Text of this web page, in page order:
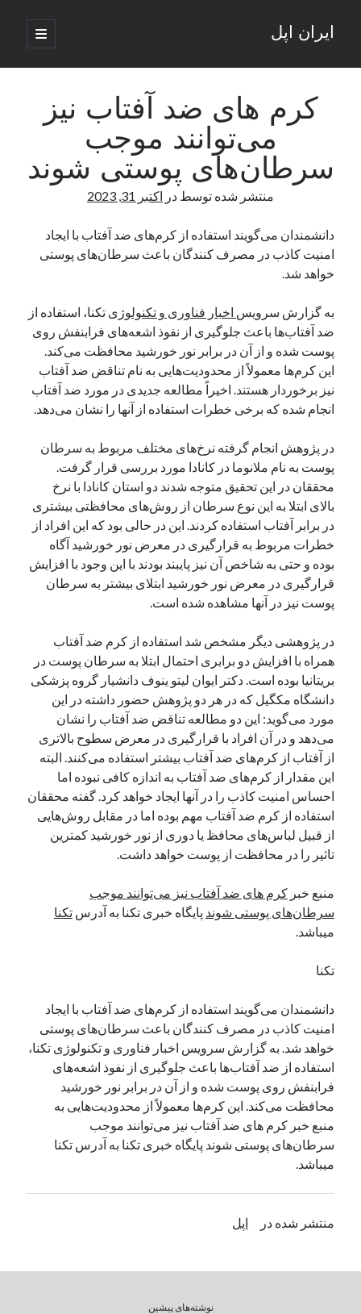
ایران اپل
باز
کردن
اصلی
نوار
کناری
جستجو
نوشته‌های تازه
راه‌های اتصال موبایل و کامپیوتر به یکدیگر: تجربه‌ای یکپارچه و کاربردی
انتقاد کاربران از اتمام زودهنگام بسته‌های اینترنت ایرانسل همزمان با شرایط
ادعای نت‌بلاکس: قطعی اینترنت ایران بیش از 120 ساعت ادامه یافت؛ اتصال
کشور به حدود یک درصد رسید
قطعی اینترنت در ایران از مرز 48 ساعت گذشت!
گوشی HMD Luma با دوربین 50 مگاپیکسل و نمایشگر 120 هرتز رونمایی شد
آخرین دیدگاه‌ها
یک نویسنده دیدگاه وردپرسدرتعمیرات تخصصی فیس آیدی
بایگانی‌ها
مارس 2026
فوریه 2026
ژانویه 2026
دسامبر 2025
نوامبر 2025
آگوست 2025
جولای 2025
ژوئن 2025
آوریل 2025
مارس 2025
فوریه 2025
ژانویه 2025
دسامبر 2024
نوامبر 2024
اکتبر 2024
سپتامبر 2024
آگوست 2024
جولای 2024
ژوئن 2024
می 2024
مارس 2024
فوریه 2024
ژانویه 2024
نوامبر 2023
سپتامبر 2023
آگوست 2023
جولای 2023
دسامبر 2022
دسته‌ها
اپل
دسته‌بندی نشده
کرم های ضد آفتاب نیز
می‌توانند موجب
سرطان‌های پوستی شوند
منتشر شده توسط در اکتبر 31, 2023
دانشمندان می‌گویند استفاده از کرم‌های ضد آفتاب با ایجاد
امنیت کاذب در مصرف کنندگان باعث سرطان‌های پوستی
خواهد شد.
به گزارش سرویس اخبار فناوری و تکنولوژی تکنا، استفاده از
ضد آفتاب‌ها باعث جلوگیری از نفوذ اشعه‌های فرابنفش روی
پوست شده و از آن در برابر نور خورشید محافظت می‌کند.
این کرم‌ها معمولاً از محدودیت‌هایی به نام تناقض ضد آفتاب
نیز برخوردار هستند. اخیراً مطالعه جدیدی در مورد ضد آفتاب
انجام شده که برخی خطرات استفاده از آنها را نشان می‌دهد.
در پژوهش انجام گرفته نرخ‌های مختلف مربوط به سرطان
پوست به نام ملانوما در کانادا مورد بررسی قرار گرفت.
محققان در این تحقیق متوجه شدند دو استان کانادا با نرخ
بالای ابتلا به این نوع سرطان از روش‌های محافظتی بیشتری
در برابر آفتاب استفاده کردند. این در حالی بود که این افراد از
خطرات مربوط به قرارگیری در معرض نور خورشید آگاه
بوده و حتی به شاخص آن نیز پایبند بودند با این وجود با افزایش
قرارگیری در معرض نور خورشید ابتلای بیشتر به سرطان
پوست نیز در آنها مشاهده شده است.
در پژوهشی دیگر مشخص شد استفاده از کرم ضد آفتاب
همراه با افزایش دو برابری احتمال ابتلا به سرطان پوست در
بریتانیا بوده است. دکتر ایوان لیتو ینوف دانشیار گروه پزشکی
دانشگاه مکگیل که در هر دو پژوهش حضور داشته در این
مورد می‌گوید: این دو مطالعه تناقض ضد آفتاب را نشان
می‌دهد و در آن افراد با قرارگیری در معرض سطوح بالاتری
از آفتاب از کرم‌های ضد آفتاب بیشتر استفاده می‌کنند. البته
این مقدار از کرم‌های ضد آفتاب به اندازه کافی نبوده اما
احساس امنیت کاذب را در آنها ایجاد خواهد کرد. گفته محققان
استفاده از کرم ضد آفتاب مهم بوده اما در مقابل روش‌هایی
از قبیل لباس‌های محافظ یا دوری از نور خورشید کمترین
تاثیر را در محافظت از پوست خواهد داشت.
منبع خبرکرم های ضد آفتاب نیز می‌توانند موجب
سرطان‌های پوستی شوند پایگاه خبری تکنا به آدرستکنا
میباشد.
تکنا
دانشمندان می‌گویند استفاده از کرم‌های ضد آفتاب با ایجاد
امنیت کاذب در مصرف کنندگان باعث سرطان‌های پوستی
خواهد شد. به گزارش سرویس اخبار فناوری و تکنولوژی تکنا،
استفاده از ضد آفتاب‌ها باعث جلوگیری از نفوذ اشعه‌های
فرابنفش روی پوست شده و از آن در برابر نور خورشید
محافظت می‌کند. این کرم‌ها معمولاً از محدودیت‌هایی به
منبع خبر کرم های ضد آفتاب نیز می‌توانند موجب
سرطان‌های پوستی شوند پایگاه خبری تکنا به آدرس تکنا
میباشد.
منتشر شده در اپل
نوشته‌های پیشین